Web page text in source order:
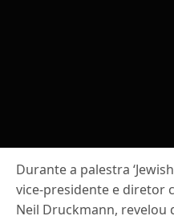
Durante a palestra
vice-presidente e diretor
Neil Druckmann, revelou